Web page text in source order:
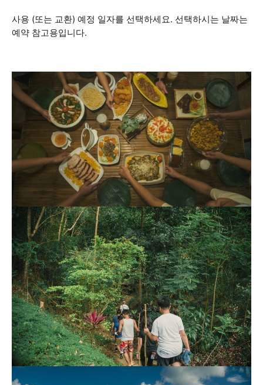
사용 (또는 교환) 예정 일자를 선택하세요. 선택하시는 날짜는
예약 참고용입니다.